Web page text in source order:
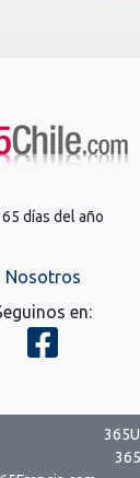
días del año
Nosotros
en: